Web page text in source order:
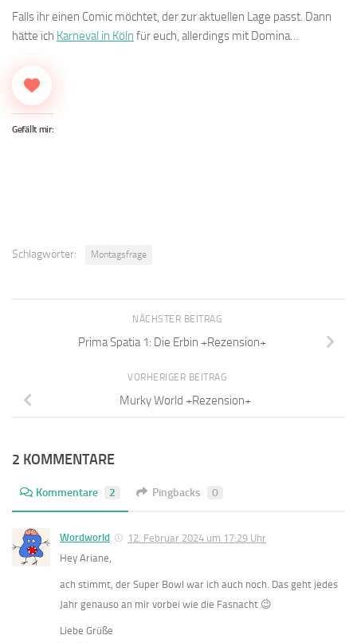
Falls ihr einen Comic möchtet, der zur aktuellen Lage passt. Dann
hätte ich Karneval in Köln für euch, allerdings mit Domina…
Gefällt mir:
Schlagwörter: Montagsfrage
NÄCHSTER BEITRAG
Prima Spatia 1: Die Erbin +Rezension+
VORHERIGER BEITRAG
Murky World +Rezension+
2 KOMMENTARE
Kommentare 2 Pingbacks 0
Wordworld
12. Februar 2024 um 17:29 Uhr
Hey Ariane,
ach stimmt, der Super Bowl war ich auch noch. Das geht jedes
Jahr genauso an mir vorbei wie die Fasnacht 😉
Liebe Grüße